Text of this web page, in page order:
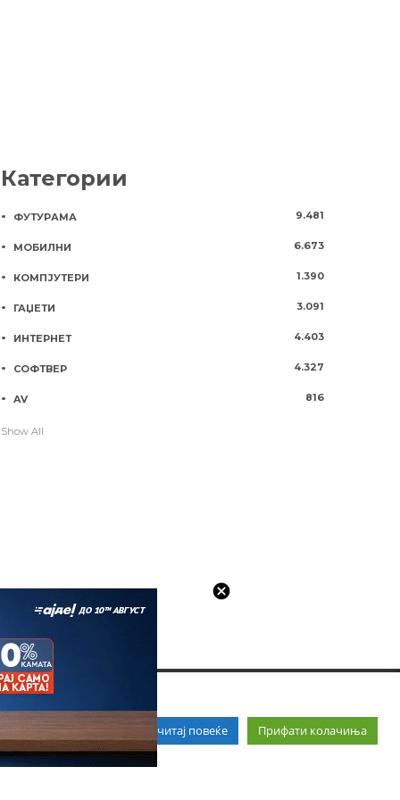
Категории
ФУТУРАМА 9.481
МОБИЛНИ 6.673
КОМПЈУТЕРИ 1.390
ГАЏЕТИ 3.091
ИНТЕРНЕТ 4.403
СОФТВЕР 4.327
AV 816
Show All
Прочитај повеќе Прифати колачиња